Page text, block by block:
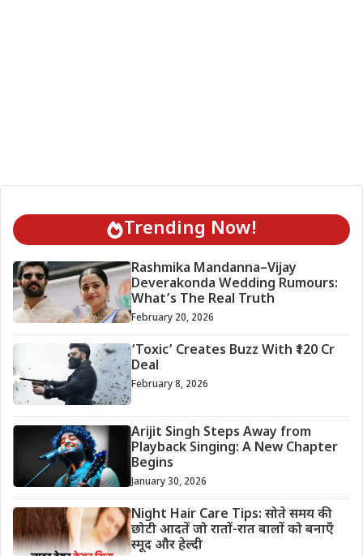
Trending Now!
Rashmika Mandanna–Vijay
Deverakonda Wedding Rumours:
What’s The Real Truth
February 20, 2026
‘Toxic’ Creates Buzz With ₹120 Cr
Deal
February 8, 2026
Arijit Singh Steps Away from
Playback Singing: A New Chapter
Begins
January 30, 2026
Night Hair Care Tips: सोते समय की
छोटी आदतें जो रातों-रात बालों को बनाएँ
स्मूद और हेल्दी